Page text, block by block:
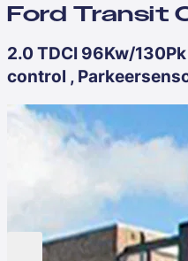
Ford Transit
2.0 TDCI 96Kw/
control ,